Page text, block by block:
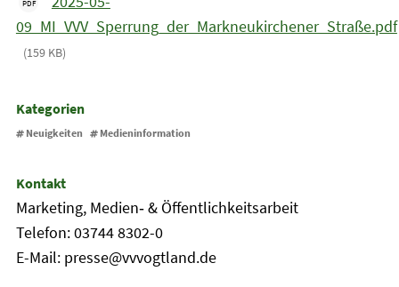
PDF
09_MI_VVV_Sperrung_der_Markneukirchener_Straße.pdf
(159 KB)
Kategorien
Neuigkeiten Medieninformation
Kontakt
Marketing, Medien‐ & Öffentlichkeitsarbeit
Telefon: 03744 8302-0
E-Mail: presse@vvvogtland.de